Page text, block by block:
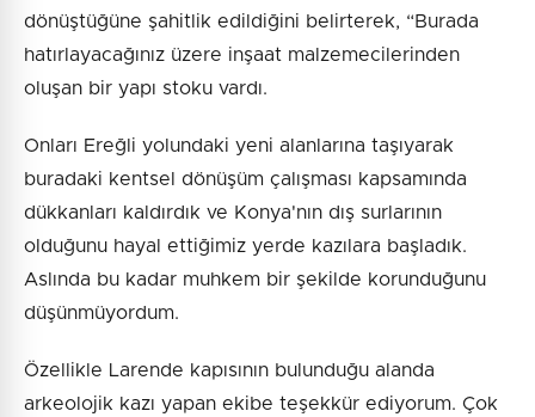
dönüştüğüne şahitlik edildiğini belirterek, “Burada
hatırlayacağınız üzere inşaat malzemecilerinden
oluşan bir yapı stoku vardı.
Onları Ereğli yolundaki yeni alanlarına taşıyarak
buradaki kentsel dönüşüm çalışması kapsamında
dükkanları kaldırdık ve Konya'nın dış surlarının
olduğunu hayal ettiğimiz yerde kazılara başladık.
Aslında bu kadar muhkem bir şekilde korunduğunu
düşünmüyordum.
Özellikle Larende kapısının bulunduğu alanda
arkeolojik kazı yapan ekibe teşekkür ediyorum. Çok